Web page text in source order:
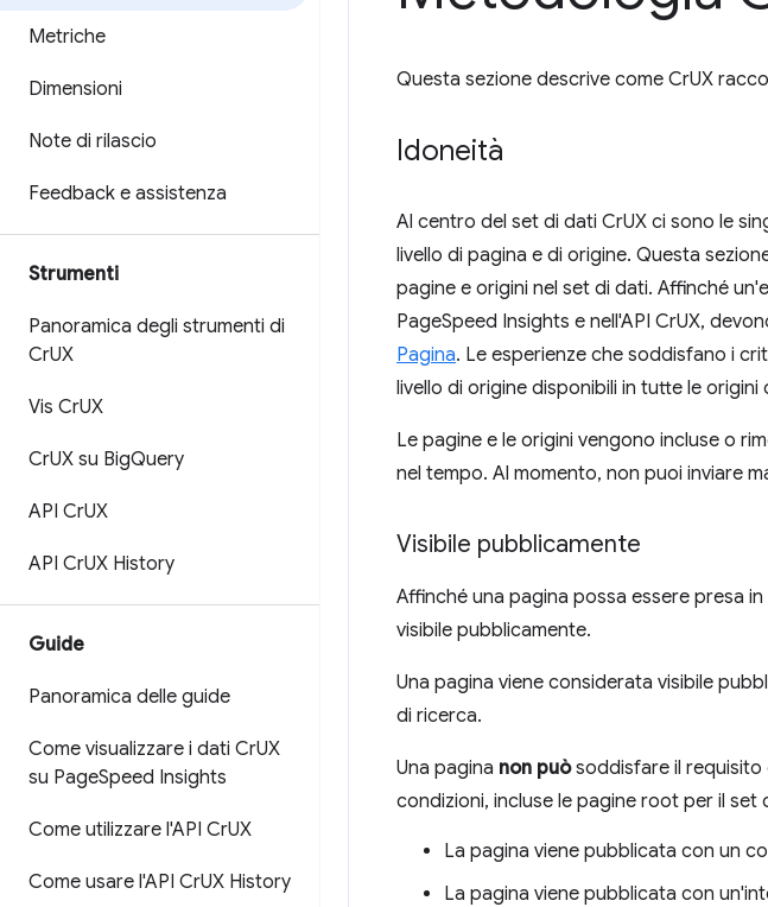
Metriche
Dimensioni
Note di rilascio
Feedback e assistenza
Strumenti
Panoramica degli strumenti di
CrUX
Vis CrUX
CrUX su BigQuery
API CrUX
API CrUX History
Guide
Panoramica delle guide
Come visualizzare i dati CrUX
su PageSpeed Insights
Come utilizzare l'API CrUX
Come usare l'API CrUX History
Questa sezione descrive come CrUX
Idoneità
Al centro del set di dati CrUX ci sono le
livello di pagina e di origine. Questa
pagine e origini nel set di dati. Affinché
PageSpeed Insights e nell'API CrUX,
Pagina. Le esperienze che soddisfano i
livello di origine disponibili in tutte le origini
Le pagine e le origini vengono incluse o
nel tempo. Al momento, non puoi inviare
Visibile pubblicamente
Affinché una pagina possa essere presa
visibile pubblicamente.
Una pagina viene considerata visibile
di ricerca.
Una pagina non puòsoddisfare il requisito
condizioni, incluse le pagine root per il set
La pagina viene pubblicata con un
La pagina viene pubblicata con